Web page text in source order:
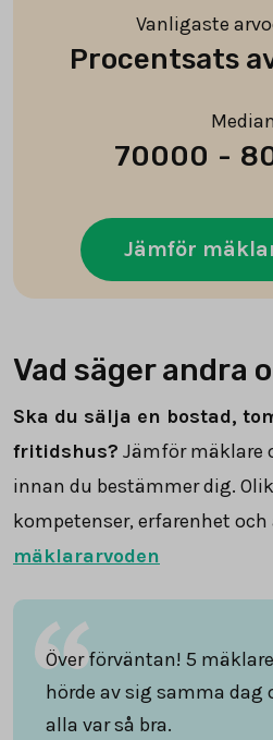
Vanligaste
Procentsats
Median
70000 -
Jämför
Vad säger andra
Ska du sälja en bostad,
fritidshus? Jämför mäklare
innan du bestämmer dig.
kompetenser, erfarenhet och
mäklararvoden
Över förväntan! 5 mäklare
hörde av sig samma dag
alla var så bra.